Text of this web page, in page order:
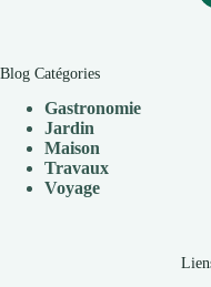
Blog Catégories
Gastronomie
Jardin
Maison
Travaux
Voyage